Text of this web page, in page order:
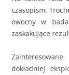
czasopism.
owocny w
zaskakujące
dokładniej